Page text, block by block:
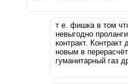
т е. фишка в том
невыгодно
контракт. Контракт
новым в
гуманитарный газ